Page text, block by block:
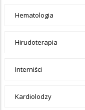
Hematologia
Hirudoterapia
Interniści
Kardiolodzy